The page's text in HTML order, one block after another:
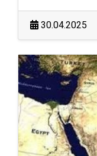
30.04.2025